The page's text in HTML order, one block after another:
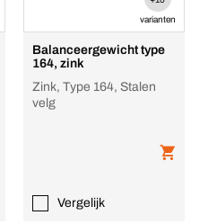
varianten
Balanceergewicht type
164, zink
Zink, Type 164, Stalen
velg
Vergelijk